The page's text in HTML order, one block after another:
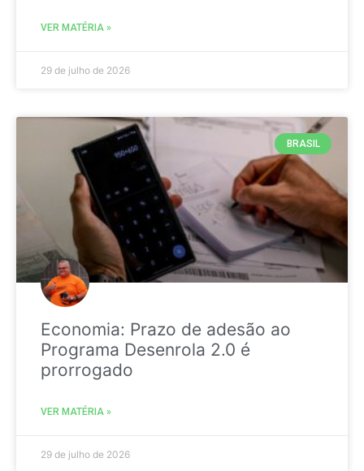
VER MATÉRIA »
29 de julho de 2026
BRASIL
Economia: Prazo de adesão ao
Programa Desenrola 2.0 é
prorrogado
VER MATÉRIA »
29 de julho de 2026